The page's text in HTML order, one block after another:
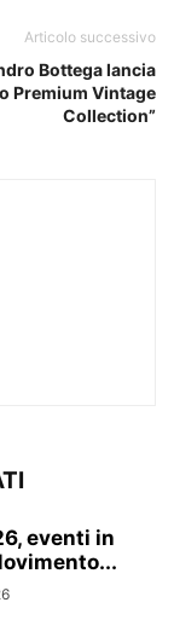
Articolo successivo
Bottega lancia
Premium Vintage
Collection”
eventi in